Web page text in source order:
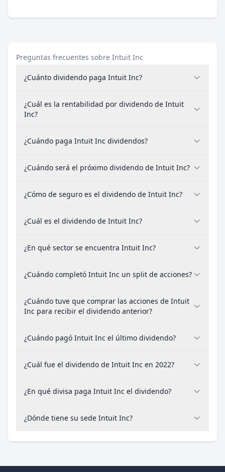
Preguntas frecuentes sobre Intuit Inc
¿Cuánto dividendo paga Intuit Inc?
¿Cuál es la rentabilidad por dividendo de Intuit
Inc?
¿Cuándo paga Intuit Inc dividendos?
¿Cuándo será el próximo dividendo de Intuit Inc?
¿Cómo de seguro es el dividendo de Intuit Inc?
¿Cuál es el dividendo de Intuit Inc?
¿En qué sector se encuentra Intuit Inc?
¿Cuándo completó Intuit Inc un split de acciones?
¿Cuándo tuve que comprar las acciones de Intuit
Inc para recibir el dividendo anterior?
¿Cuándo pagó Intuit Inc el último dividendo?
¿Cuál fue el dividendo de Intuit Inc en 2022?
¿En qué divisa paga Intuit Inc el dividendo?
¿Dónde tiene su sede Intuit Inc?